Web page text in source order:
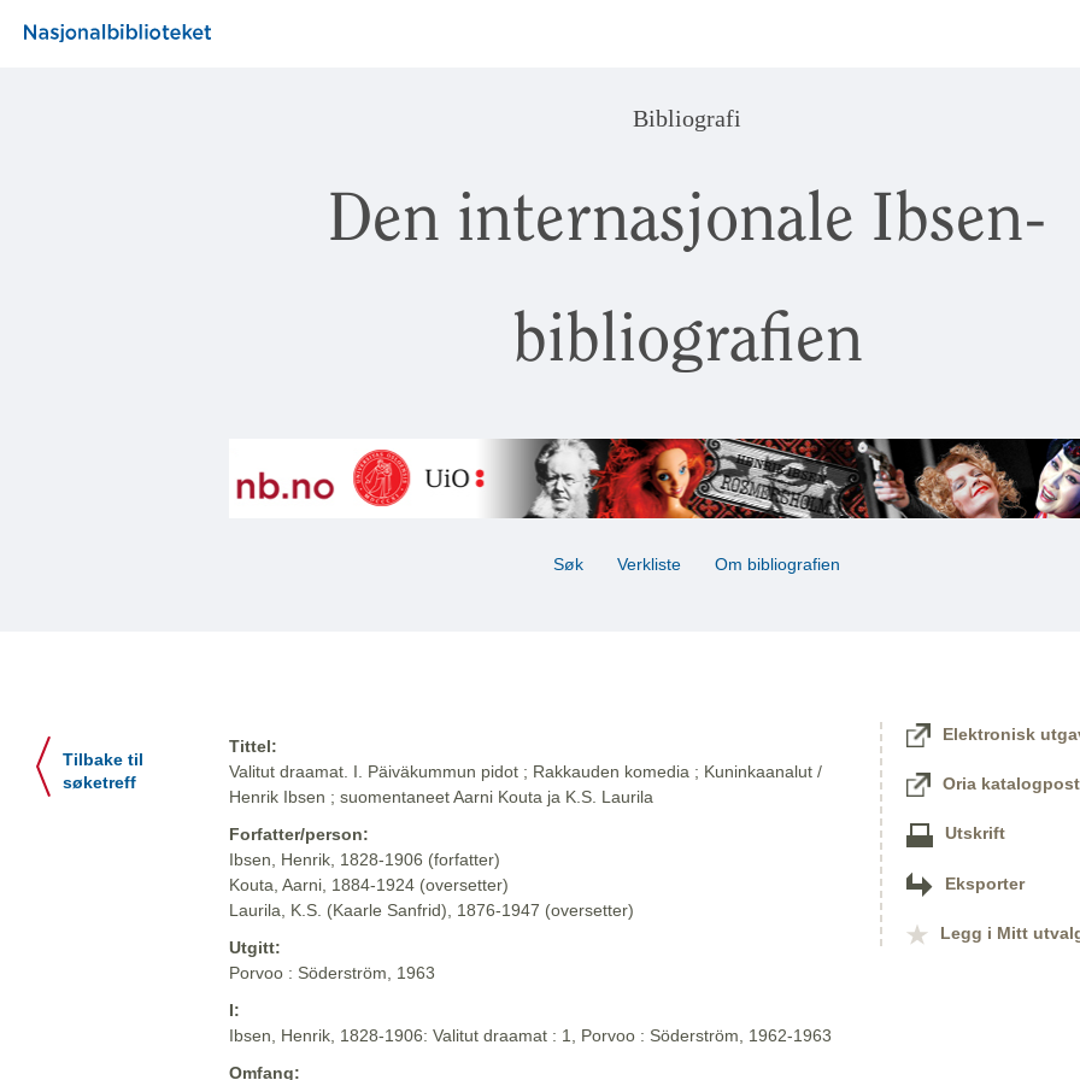
Bibliografi
Den internasjonale Ibsen-
bibliografien
Søk Verkliste Om bibliografien
Tilbake til
søketreff
Tittel:
Valitut draamat. I. Päiväkummun pidot ; Rakkauden komedia ; Kuninkaanalut /
Henrik Ibsen ; suomentaneet Aarni Kouta ja K.S. Laurila
Forfatter/person:
Ibsen, Henrik, 1828-1906 (forfatter)
Kouta, Aarni, 1884-1924 (oversetter)
Laurila, K.S. (Kaarle Sanfrid), 1876-1947 (oversetter)
Utgitt:
Porvoo : Söderström, 1963
I:
Ibsen, Henrik, 1828-1906: Valitut draamat : 1, Porvoo : Söderström, 1962-1963
Omfang:
Elektronisk
Oria katalogpost
Utskrift
Eksporter
Legg i Mitt